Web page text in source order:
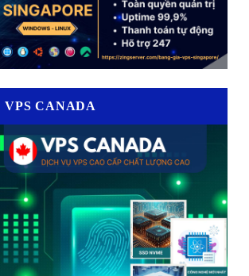
VPS CANADA